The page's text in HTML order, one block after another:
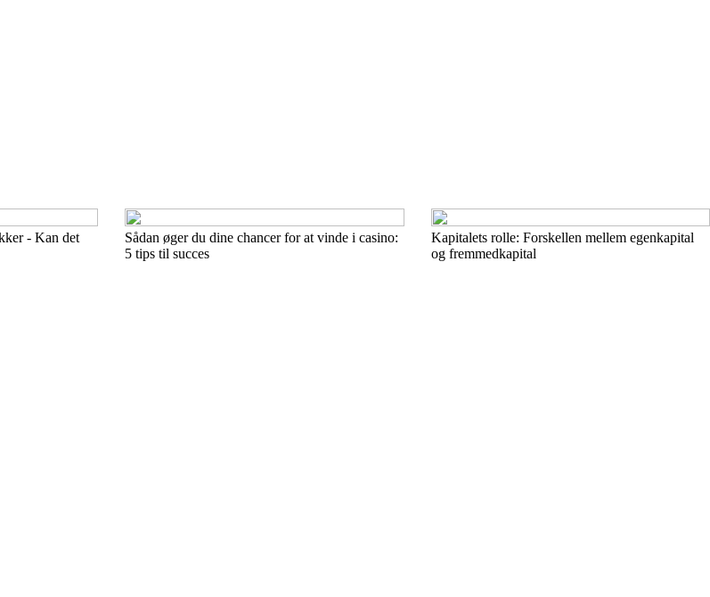
- Kan det
Sådan øger du dine chancer for at vinde i casino:
5 tips til succes
Kapitalets rolle: Forskellen mellem egenkapital
og fremmedkapital